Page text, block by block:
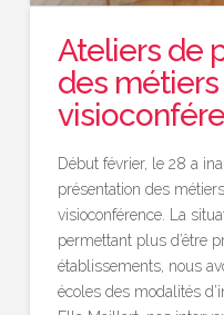
Ateliers de
des
Début février, le 28 a
présentation des
visioconférence. La
permettant plus d’être
établissements, nous
écoles des modalités